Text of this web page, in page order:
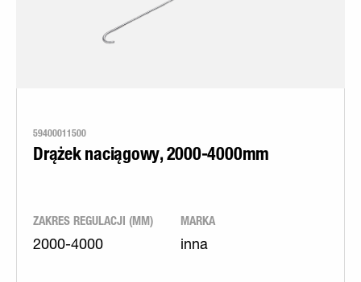
59400011500
Drążek naciągowy, 2000-4000mm
ZAKRES REGULACJI (MM)
2000-4000
MARKA
inna